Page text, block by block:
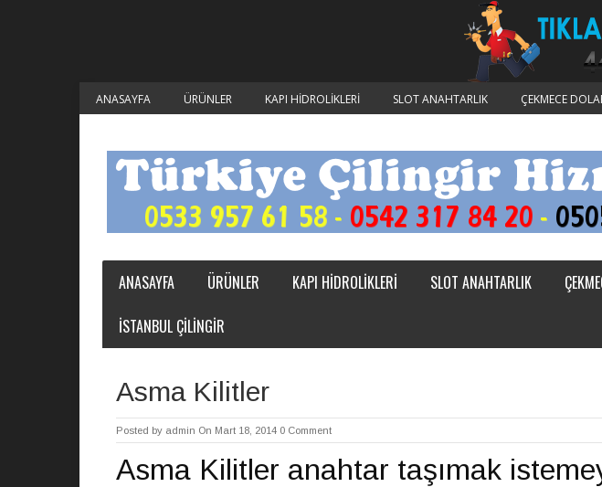
ANASAYFA ÜRÜNLER KAPI HIDROLIKLERI SLOT ANAHTARLIK ÇEKMECE
ANASAYFA ÜRÜNLER KAPI HIDROLIKLERI SLOT ANAHTARLIK
ISTANBUL ÇILINGIR
Asma Kilitler
Posted by admin On Mart 18, 2014 0 Comment
Asma Kilitler anahtar taşımak